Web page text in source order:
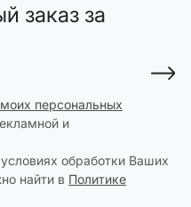
заказ за
персональных
и
обработки Ваших
найти в Политике